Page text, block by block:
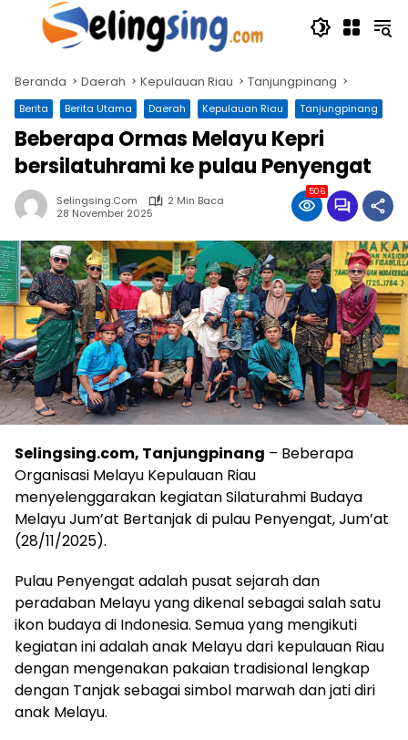
Langsung
Beranda Daerah Kepulauan Riau Tanjungpinang
Berita Berita Utama Daerah Kepulauan Riau Tanjungpinang
Beberapa Ormas Melayu Kepri
bersilatuhrami ke pulau Penyengat
Selingsing.com
2 Min Baca
28 November 2025
506
Selingsing.com, Tanjungpinang – Beberapa
Organisasi Melayu Kepulauan Riau
menyelenggarakan kegiatan Silaturahmi Budaya
Melayu Jum’at Bertanjak di pulau Penyengat, Jum’at
(28/11/2025).
Pulau Penyengat adalah pusat sejarah dan
peradaban Melayu yang dikenal sebagai salah satu
ikon budaya di Indonesia. Semua yang mengikuti
kegiatan ini adalah anak Melayu dari kepulauan Riau
dengan mengenakan pakaian tradisional lengkap
dengan Tanjak sebagai simbol marwah dan jati diri
anak Melayu.